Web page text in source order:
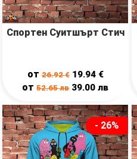
Спортен Суитшърт Стич
от26.92€ 19.94 €
от52.65лв 39.00лв
- 26%